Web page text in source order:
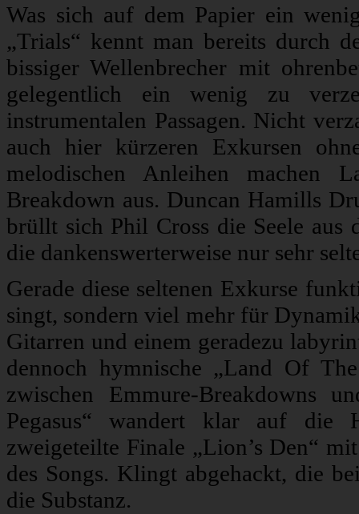
Was sich auf dem Papier ein
„Trials“ kennt man bereits durch
bissiger Wellenbrecher mit
gelegentlich ein wenig zu
instrumentalen Passagen. Nicht
auch hier kürzeren Exkursen
melodischen Anleihen machen
Breakdown aus. Duncan Hamills
brüllt sich Phil Cross die Seele aus
die dankenswerterweise nur sehr
Gerade diese seltenen Exkurse
singt, sondern viel mehr für
Gitarren und einem geradezu
dennoch hymnische „Land Of
zwischen Emmure-Breakdowns
Pegasus“ wandert klar auf die
zweigeteilte Finale „Lion’s Den“
des Songs. Klingt abgehackt, die
die Substanz.